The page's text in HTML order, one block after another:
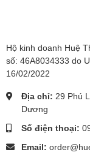
Hộ kinh doanh Huệ
số: 46A8034333 do
16/02/2022
Địa chỉ: 29 Phú
Dương
Số điện thoại:
Email: